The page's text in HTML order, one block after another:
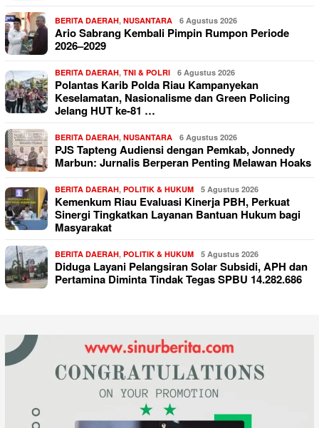
BERITA DAERAH, NUSANTARA 6 Agustus 2026
Ario Sabrang Kembali Pimpin Rumpon Periode
2026–2029
BERITA DAERAH, TNI & POLRI 6 Agustus 2026
Polantas Karib Polda Riau Kampanyekan
Keselamatan, Nasionalisme dan Green Policing
Jelang HUT ke-81 …
BERITA DAERAH, NUSANTARA 6 Agustus 2026
PJS Tapteng Audiensi dengan Pemkab, Jonnedy
Marbun: Jurnalis Berperan Penting Melawan Hoaks
BERITA DAERAH, POLITIK & HUKUM 5 Agustus 2026
Kemenkum Riau Evaluasi Kinerja PBH, Perkuat
Sinergi Tingkatkan Layanan Bantuan Hukum bagi
Masyarakat
BERITA DAERAH, POLITIK & HUKUM 5 Agustus 2026
Diduga Layani Pelangsiran Solar Subsidi, APH dan
Pertamina Diminta Tindak Tegas SPBU 14.282.686